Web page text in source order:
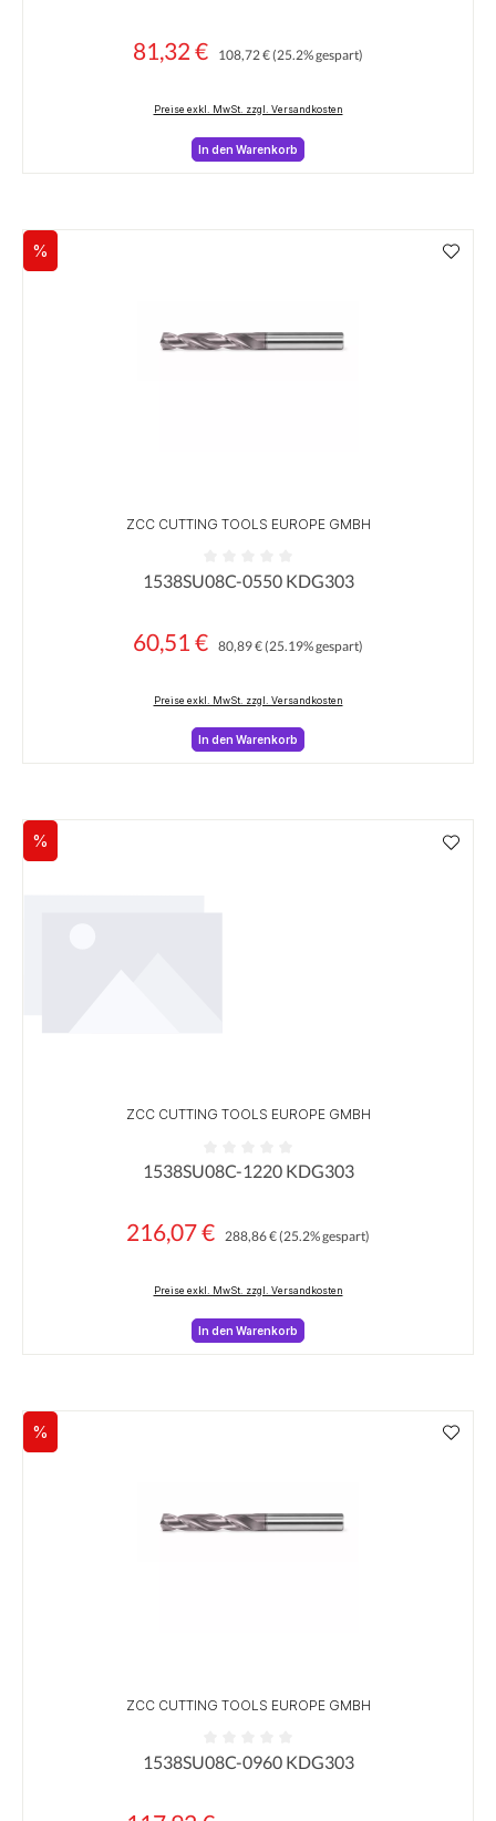
Verkaufspreis:
81,32 € 108,72 €(25.2% gespart)
Preise exkl. MwSt. zzgl. Versandkosten
In den Warenkorb
Rabatt
%
ZCC CUTTING TOOLS EUROPE GMBH
Durchschnittliche Bewertung von 0 von 5 Sternen
1538SU08C-0550 KDG303
Verkaufspreis:
60,51 € 80,89 €(25.19% gespart)
Preise exkl. MwSt. zzgl. Versandkosten
In den Warenkorb
Rabatt
%
ZCC CUTTING TOOLS EUROPE GMBH
Durchschnittliche Bewertung von 0 von 5 Sternen
1538SU08C-1220 KDG303
Verkaufspreis:
216,07 € 288,86 €(25.2% gespart)
Preise exkl. MwSt. zzgl. Versandkosten
In den Warenkorb
Rabatt
%
ZCC CUTTING TOOLS EUROPE GMBH
Durchschnittliche Bewertung von 0 von 5 Sternen
1538SU08C-0960 KDG303